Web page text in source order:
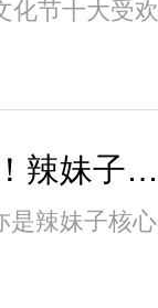
化节十大受欢
做好辣椒产业服务商！辣妹子以辣会友，发布..
是辣妹子核心